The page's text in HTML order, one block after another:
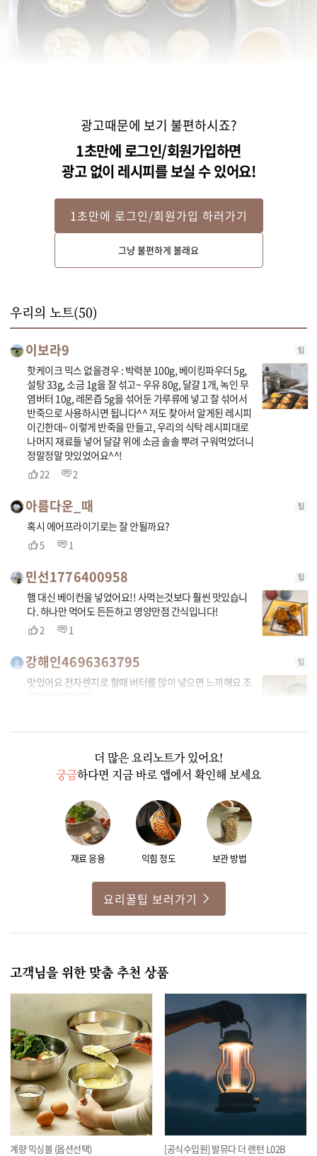
머핀틀에 녹인 버터를 바른 후, 반죽을 1큰술 정도 넣고 슬라이스햄을 올려주
세요. 달걀을 깨서 넣고, 반죽 1큰술을 올린 후 피자치즈와 파슬리가루를 뿌려
광고때문에 보기 불편하시죠?
1초만에 로그인/회원가입하면
광고 없이 레시피를 보실 수 있어요!
1초만에 로그인/회원가입 하러가기
그냥 불편하게 볼래요
우리의 노트(50)
이보라9 팁
핫케이크 믹스 없을경우 : 박력분 100g, 베이킹파우더 5g,
설탕 33g, 소금 1g을 잘 섞고~ 우유 80g, 달걀 1개, 녹인 무
염버터 10g, 레몬즙 5g을 섞어둔 가루류에 넣고 잘 섞어서
반죽으로 사용하시면 됩니다^^ 저도 찾아서 알게된 레시피
이긴한데~ 이렇게 반죽을 만들고, 우리의 식탁 레시피대로
나머지 재료들 넣어 달걀 위에 소금 솔솔 뿌려 구워먹었더니
정말정말 맛있었어요^^!
22 2
아름다운_때 팁
혹시 에어프라이기로는 잘 안될까요?
5 1
민선1776400958 팁
햄 대신 베이컨을 넣었어요!! 사먹는것보다 훨씬 맛있습니
다. 하나만 먹어도 든든하고 영양만점 간식입니다!
2 1
강해인4696363795 팁
맛있어요 전자렌지로 할때 버터를 많이 넣으면 느끼해요 조
더 많은 요리노트가 있어요!
궁금하다면 지금 바로 앱에서 확인해 보세요
재료 응용 익힘 정도 보관 방법
요리꿀팁 보러가기
고객님을 위한 맞춤 추천 상품
계량 믹싱볼 (옵션선택) [공식수입원] 발뮤다 더 랜턴 L02B